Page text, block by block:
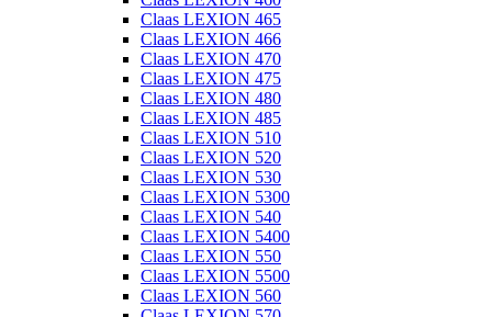
Claas LEXION 465
Claas LEXION 466
Claas LEXION 470
Claas LEXION 475
Claas LEXION 480
Claas LEXION 485
Claas LEXION 510
Claas LEXION 520
Claas LEXION 530
Claas LEXION 5300
Claas LEXION 540
Claas LEXION 5400
Claas LEXION 550
Claas LEXION 5500
Claas LEXION 560